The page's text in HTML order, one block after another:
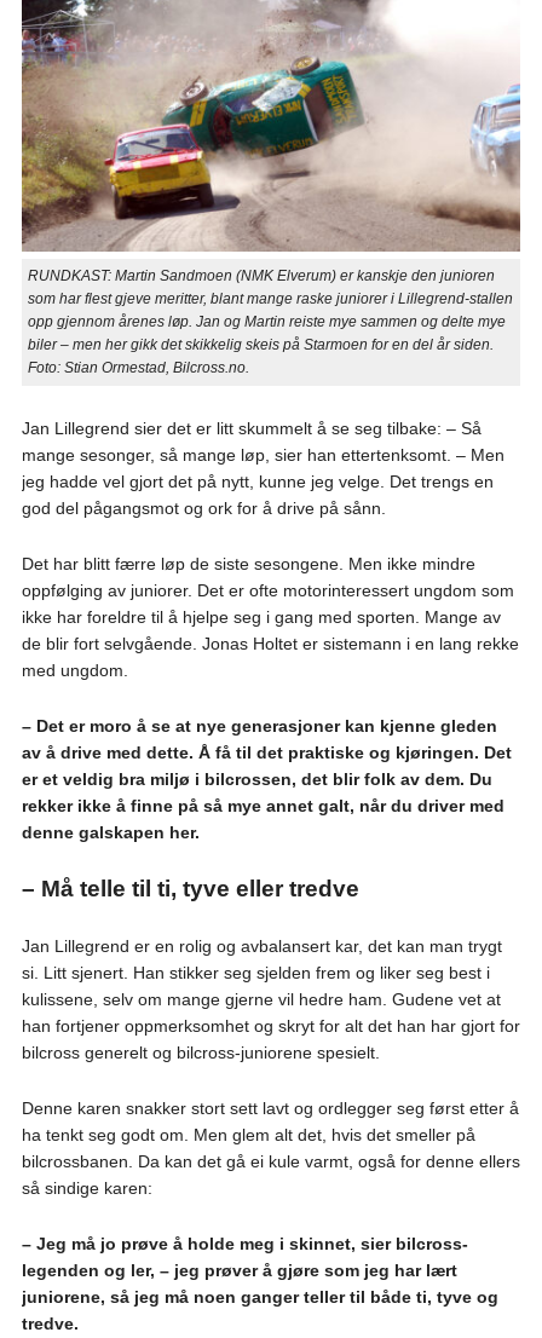
RUNDKAST: Martin Sandmoen (NMK Elverum) er kanskje den junioren
som har flest gjeve meritter, blant mange raske juniorer i Lillegrend-stallen
opp gjennom årenes løp. Jan og Martin reiste mye sammen og delte mye
biler – men her gikk det skikkelig skeis på Starmoen for en del år siden.
Foto: Stian Ormestad, Bilcross.no.
Jan Lillegrend sier det er litt skummelt å se seg tilbake: – Så
mange sesonger, så mange løp, sier han ettertenksomt. – Men
jeg hadde vel gjort det på nytt, kunne jeg velge. Det trengs en
god del pågangsmot og ork for å drive på sånn.
Det har blitt færre løp de siste sesongene. Men ikke mindre
oppfølging av juniorer. Det er ofte motorinteressert ungdom som
ikke har foreldre til å hjelpe seg i gang med sporten. Mange av
de blir fort selvgående. Jonas Holtet er sistemann i en lang rekke
med ungdom.
– Det er moro å se at nye generasjoner kan kjenne gleden
av å drive med dette. Å få til det praktiske og kjøringen. Det
er et veldig bra miljø i bilcrossen, det blir folk av dem. Du
rekker ikke å finne på så mye annet galt, når du driver med
denne galskapen her.
– Må telle til ti, tyve eller tredve
Jan Lillegrend er en rolig og avbalansert kar, det kan man trygt
si. Litt sjenert. Han stikker seg sjelden frem og liker seg best i
kulissene, selv om mange gjerne vil hedre ham. Gudene vet at
han fortjener oppmerksomhet og skryt for alt det han har gjort for
bilcross generelt og bilcross-juniorene spesielt.
Denne karen snakker stort sett lavt og ordlegger seg først etter å
ha tenkt seg godt om. Men glem alt det, hvis det smeller på
bilcrossbanen. Da kan det gå ei kule varmt, også for denne ellers
så sindige karen:
– Jeg må jo prøve å holde meg i skinnet, sier bilcross-
legenden og ler, – jeg prøver å gjøre som jeg har lært
juniorene, så jeg må noen ganger teller til både ti, tyve og
tredve.